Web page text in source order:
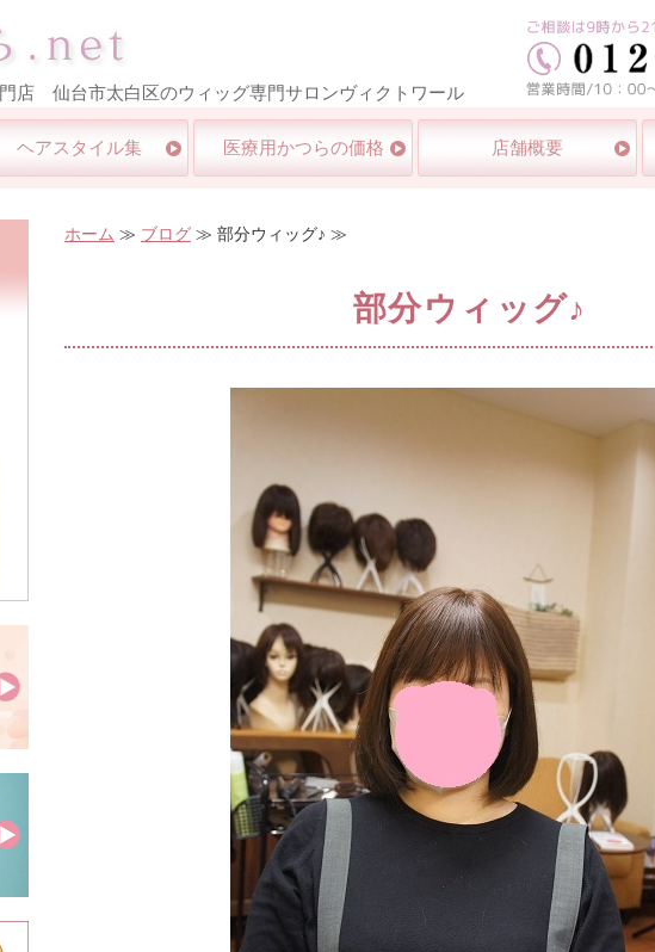
医療用ウイッグ・かつら専門店｜医療用かつら.net｜仙台市太白区
店 仙台市太白区のウィッグ専門サロンヴィクトワール
ヘアスタイル集 医療用かつらの価格 店舗概要
ホーム ≫ ブログ ≫ 部分ウィッグ♪ ≫
部分ウィッグ♪